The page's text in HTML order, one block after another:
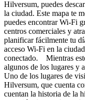
Hilversum, puedes
la ciudad. Este mapa te
puedes encontrar Wi-Fi
centros comerciales y
planificar fácilmente tu
acceso Wi-Fi en la
conectado. Mientras
algunos de los lugares y
Uno de los lugares de
Hilversum, que cuenta
cuentan la historia de la